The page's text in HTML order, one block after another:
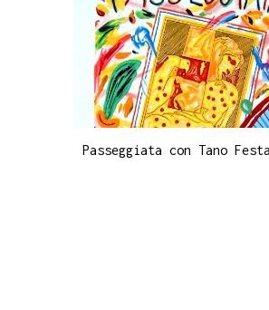
Passeggiata con Tano Festa